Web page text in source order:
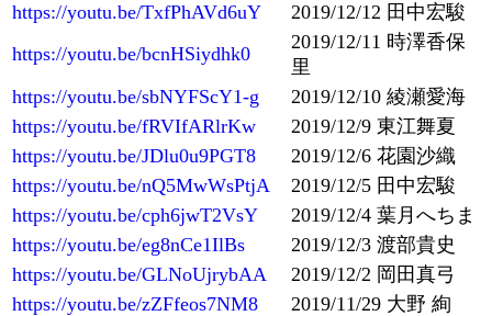
https://youtu.be/TxfPhAVd6uY
2019/12/12 田中宏駿
https://youtu.be/bcnHSiydhk0
2019/12/11 時澤香保
里
https://youtu.be/sbNYFScY1-g
2019/12/10 綾瀬愛海
https://youtu.be/fRVIfARlrKw
2019/12/9 東江舞夏
https://youtu.be/JDlu0u9PGT8
2019/12/6 花園沙織
https://youtu.be/nQ5MwWsPtjA
2019/12/5 田中宏駿
https://youtu.be/cph6jwT2VsY
2019/12/4 葉月へちま
https://youtu.be/eg8nCe1IlBs
2019/12/3 渡部貴史
https://youtu.be/GLNoUjrybAA
2019/12/2 岡田真弓
https://youtu.be/zZFfeos7NM8
2019/11/29 大野 絢